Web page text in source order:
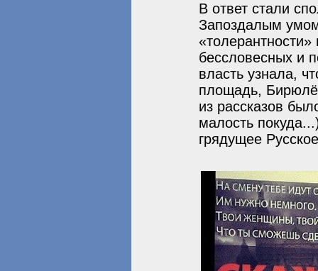
В ответ стали
Запоздалым
бессловесных и
власть узнала,
площадь,
из рассказов
малость
грядущее